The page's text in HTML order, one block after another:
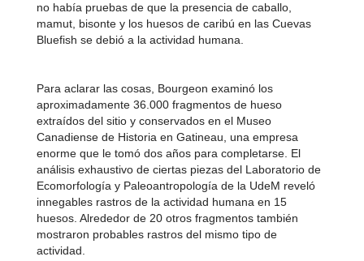
no había pruebas de que la presencia de caballo,
mamut, bisonte y los huesos de caribú en las Cuevas
Bluefish se debió a la actividad humana.
Para aclarar las cosas, Bourgeon examinó los
aproximadamente 36.000 fragmentos de hueso
extraídos del sitio y conservados en el Museo
Canadiense de Historia en Gatineau, una empresa
enorme que le tomó dos años para completarse. El
análisis exhaustivo de ciertas piezas del Laboratorio de
Ecomorfología y Paleoantropología de la UdeM reveló
innegables rastros de la actividad humana en 15
huesos. Alrededor de 20 otros fragmentos también
mostraron probables rastros del mismo tipo de
actividad.